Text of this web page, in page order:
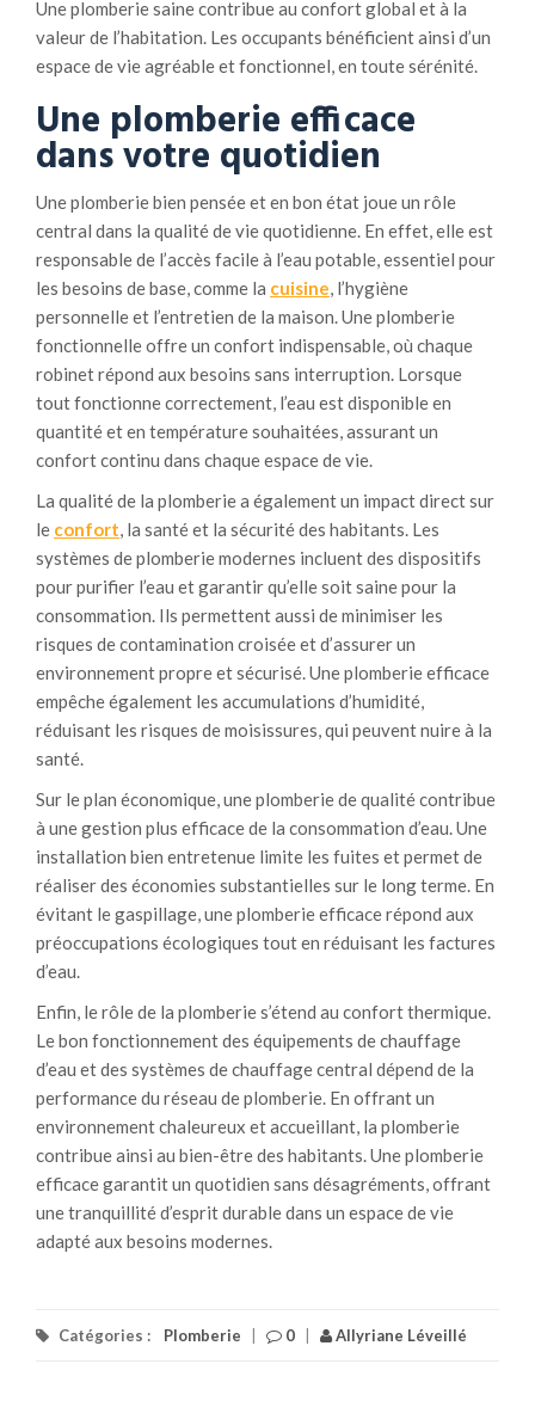
Une plomberie saine contribue au confort global et à la
valeur de l’habitation. Les occupants bénéficient ainsi d’un
espace de vie agréable et fonctionnel, en toute sérénité.
Une plomberie efficace
dans votre quotidien
Une plomberie bien pensée et en bon état joue un rôle
central dans la qualité de vie quotidienne. En effet, elle est
responsable de l’accès facile à l’eau potable, essentiel pour
les besoins de base, comme la cuisine, l’hygiène
personnelle et l’entretien de la maison. Une plomberie
fonctionnelle offre un confort indispensable, où chaque
robinet répond aux besoins sans interruption. Lorsque
tout fonctionne correctement, l’eau est disponible en
quantité et en température souhaitées, assurant un
confort continu dans chaque espace de vie.
La qualité de la plomberie a également un impact direct sur
le confort, la santé et la sécurité des habitants. Les
systèmes de plomberie modernes incluent des dispositifs
pour purifier l’eau et garantir qu’elle soit saine pour la
consommation. Ils permettent aussi de minimiser les
risques de contamination croisée et d’assurer un
environnement propre et sécurisé. Une plomberie efficace
empêche également les accumulations d’humidité,
réduisant les risques de moisissures, qui peuvent nuire à la
santé.
Sur le plan économique, une plomberie de qualité contribue
à une gestion plus efficace de la consommation d’eau. Une
installation bien entretenue limite les fuites et permet de
réaliser des économies substantielles sur le long terme. En
évitant le gaspillage, une plomberie efficace répond aux
préoccupations écologiques tout en réduisant les factures
d’eau.
Enfin, le rôle de la plomberie s’étend au confort thermique.
Le bon fonctionnement des équipements de chauffage
d’eau et des systèmes de chauffage central dépend de la
performance du réseau de plomberie. En offrant un
environnement chaleureux et accueillant, la plomberie
contribue ainsi au bien-être des habitants. Une plomberie
efficace garantit un quotidien sans désagréments, offrant
une tranquillité d’esprit durable dans un espace de vie
adapté aux besoins modernes.
Catégories : Plomberie 0 Allyriane Léveillé